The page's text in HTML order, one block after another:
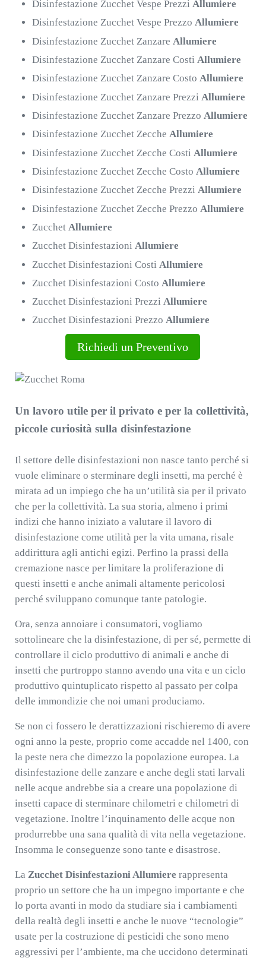
Disinfestazione Zucchet Vespe PrezziAllumiere
Disinfestazione Zucchet Vespe PrezzoAllumiere
Disinfestazione Zucchet Zanzare Allumiere
Disinfestazione Zucchet Zanzare CostiAllumiere
Disinfestazione Zucchet Zanzare CostoAllumiere
Disinfestazione Zucchet Zanzare Prezzi Allumiere
Disinfestazione Zucchet Zanzare PrezzoAllumiere
Disinfestazione Zucchet ZeccheAllumiere
Disinfestazione Zucchet Zecche Costi Allumiere
Disinfestazione Zucchet Zecche CostoAllumiere
Disinfestazione Zucchet Zecche PrezziAllumiere
Disinfestazione Zucchet Zecche Prezzo Allumiere
ZucchetAllumiere
Zucchet DisinfestazioniAllumiere
Zucchet Disinfestazioni Costi Allumiere
Zucchet Disinfestazioni CostoAllumiere
Zucchet Disinfestazioni PrezziAllumiere
Zucchet Disinfestazioni PrezzoAllumiere
Richiedi un Preventivo
Un lavoro utile per il privato e per la collettività,
piccole curiosità sulla disinfestazione
Il settore delle disinfestazioni non nasce tanto perché si
vuole eliminare o sterminare degli insetti, ma perché è
mirata ad un impiego che ha un’utilità sia per il privato
che per la collettività. La sua storia, almeno i primi
indizi che hanno iniziato a valutare il lavoro di
disinfestazione come utilità per la vita umana, risale
addirittura agli antichi egizi. Perfino la prassi della
cremazione nasce per limitare la proliferazione di
questi insetti e anche animali altamente pericolosi
perché sviluppano comunque tante patologie.
Ora, senza annoiare i consumatori, vogliamo
sottolineare che la disinfestazione, di per sé, permette di
controllare il ciclo produttivo di animali e anche di
insetti che purtroppo stanno avendo una vita e un ciclo
produttivo quintuplicato rispetto al passato per colpa
delle immondizie che noi umani produciamo.
Se non ci fossero le derattizzazioni rischieremo di avere
ogni anno la peste, proprio come accadde nel 1400, con
la peste nera che dimezzo la popolazione europea. La
disinfestazione delle zanzare e anche degli stati larvali
nelle acque andrebbe sia a creare una popolazione di
insetti capace di sterminare chilometri e chilometri di
vegetazione. Inoltre l’inquinamento delle acque non
produrrebbe una sana qualità di vita nella vegetazione.
Insomma le conseguenze sono tante e disastrose.
La Zucchet Disinfestazioni Allumiere rappresenta
proprio un settore che ha un impegno importante e che
lo porta avanti in modo da studiare sia i cambiamenti
della realtà degli insetti e anche le nuove “tecnologie”
usate per la costruzione di pesticidi che sono meno
aggressivi per l’ambiente, ma che uccidono determinati